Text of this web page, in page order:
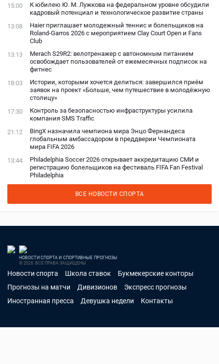
15:00
К юбилею Ю. М. Лужкова на федеральном уровне обсудили
кадровый потенциал и технологическое развитие страны
13:08
Haier приглашает молодежный теннис и болельщиков на
Roland-Garros 2026 с мероприятием Clay Court Open и Fans
Club
13:13
Merach S29R2: велотренажер с автономным питанием
освобождает пользователей от ежемесячных подписок на
фитнес
18:03
Истории, которыми хочется делиться: завершился приём
заявок на проект «Больше, чем путешествие в молодёжную
столицу»
17:30
Контроль за безопасностью инфраструктуры усилила
компания SMS Traffic
21:12
BingX назначила чемпиона мира Энцо Фернандеса
глобальным амбассадором в преддверии Чемпионата
мира FIFA 2026
13:44
Philadelphia Soccer 2026 открывает аккредитацию СМИ и
регистрацию болельщиков на фестиваль FIFA Fan Festival
Philadelphia
ВСЕ НОВОСТИ СПОРТА
НОВОСТИ СПОРТА И СПОРТИВНЫЕ ПРОГНОЗЫ
© 2026. ВСЕ ПРАВА ЗАЩИЩЕНЫ
Новости спорта Школа ставок
Букмекерские конторы
Прогнозы на матчи
Дивизионов
Экспресс прогнозы
Иностранная пресса
Девушка недели Контакты